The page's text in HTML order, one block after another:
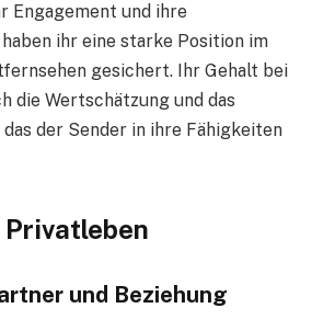
Engagement und ihre
ihr eine starke Position im
gesichert. Ihr Gehalt bei
die Wertschätzung und das
der Sender in ihre Fähigkeiten
und Beziehung